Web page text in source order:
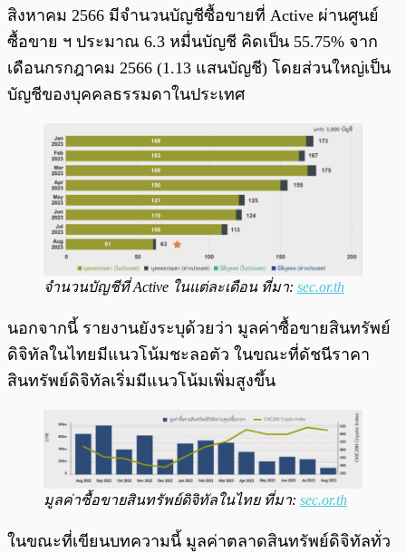
สิงหาคม 2566 มีจำนวนบัญชีซื้อขายที่ Active ผ่านศูนย์
ซื้อขาย ฯ ประมาณ 6.3 หมื่นบัญชี คิดเป็น 55.75% จาก
เดือนกรกฎาคม 2566 (1.13 แสนบัญชี) โดยส่วนใหญ่เป็น
บัญชีของบุคคลธรรมดาในประเทศ
จำนวนบัญชีที่ Active ในแต่ละเดือน ที่มา: sec.or.th
นอกจากนี้ รายงานยังระบุด้วยว่า มูลค่าซื้อขายสินทรัพย์
ดิจิทัลในไทยมีแนวโน้มชะลอตัว ในขณะที่ดัชนีราคา
สินทรัพย์ดิจิทัลเริ่มมีแนวโน้มเพิ่มสูงขึ้น
มูลค่าซื้อขายสินทรัพย์ดิจิทัลในไทย ที่มา: sec.or.th
ในขณะที่เขียนบทความนี้ มูลค่าตลาดสินทรัพย์ดิจิทัลทั่ว